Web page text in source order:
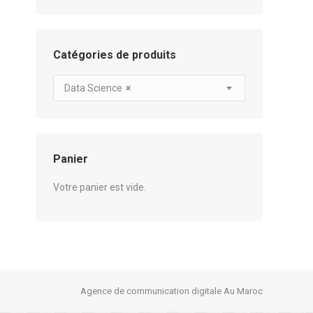
Catégories de produits
×
Data Science
Panier
Votre panier est vide.
Agence de communication digitale Au Maroc